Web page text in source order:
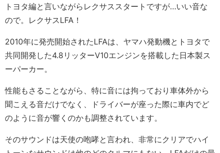
トヨタ編と言いながらレクサススタートですが…いい音な
ので。レクサスLFA！
2010年に発売開始されたLFAは、ヤマハ発動機とトヨタで
共同開発した4.8リッターV10エンジンを搭載した日本製ス
ーパーカー。
性能もさることながら、特に音には拘っており車体外から
聞こえる音だけでなく、ドライバーが座った際に車内でど
のように音が響くのかも調整されています。
そのサウンドは天使の咆哮と言われ、非常にクリアでハイ